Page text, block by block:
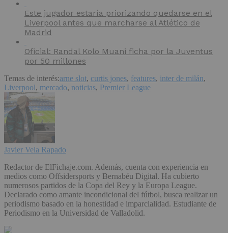
Este jugador estaría priorizando quedarse en el
Liverpool antes que marcharse al Atlético de
Madrid
Oficial: Randal Kolo Muani ficha por la Juventus
por 50 millones
Temas de interés:arne slot, curtis jones, features, inter de milán,
Liverpool, mercado, noticias, Premier League
Javier Vela Rapado
Redactor de ElFichaje.com. Además, cuenta con experiencia en
medios como Offsidersports y Bernabéu Digital. Ha cubierto
numerosos partidos de la Copa del Rey y la Europa League.
Declarado como amante incondicional del fútbol, busca realizar un
periodismo basado en la honestidad e imparcialidad. Estudiante de
Periodismo en la Universidad de Valladolid.